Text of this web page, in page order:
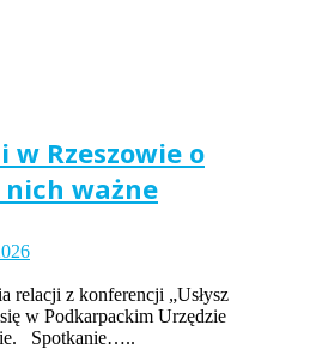
w Rzeszowie o
ważne
relacji z konferencji „Usłysz
w Podkarpackim Urzędzie
Spotkanie…..